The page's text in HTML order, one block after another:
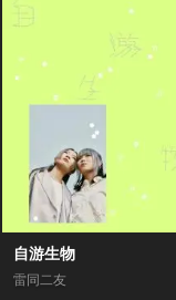
自游生物
雷同二友